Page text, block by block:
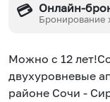
💳 Онлайн-
Бронирование
Можно с 12
двухуровневые
районе Сочи -